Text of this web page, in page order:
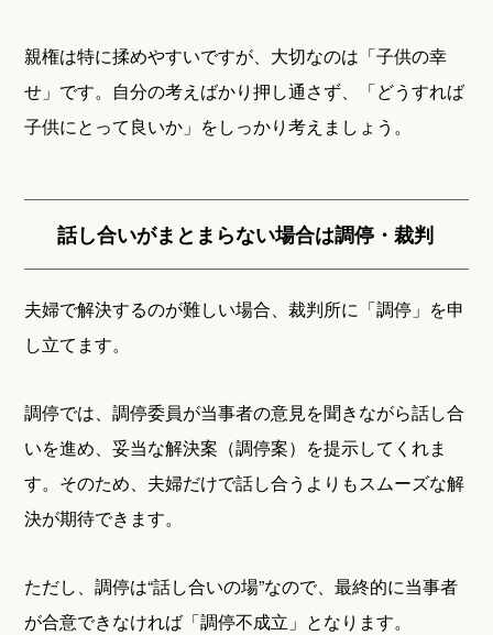
親権は特に揉めやすいですが、大切なのは「子供の幸
せ」です。自分の考えばかり押し通さず、「どうすれば
子供にとって良いか」をしっかり考えましょう。
話し合いがまとまらない場合は調停・裁判
夫婦で解決するのが難しい場合、裁判所に「調停」を申
し立てます。
調停では、調停委員が当事者の意見を聞きながら話し合
いを進め、妥当な解決案（調停案）を提示してくれま
す。そのため、夫婦だけで話し合うよりもスムーズな解
決が期待できます。
ただし、調停は“話し合いの場”なので、最終的に当事者
が合意できなければ「調停不成立」となります。